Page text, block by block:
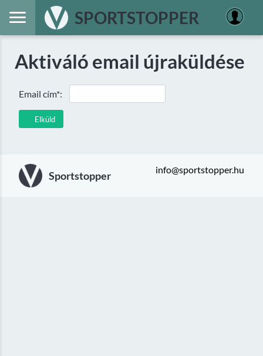
SPORTSTOPPER
Aktiváló email újraküldése
Elküld
Email cím*:
Sportstopper info@sportstopper.hu